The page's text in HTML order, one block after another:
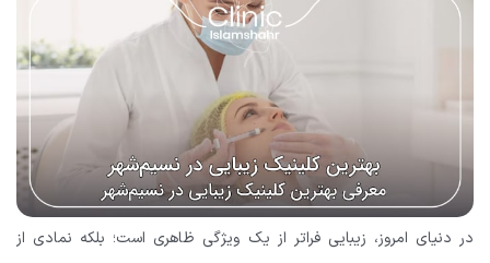
در دنیای امروز، زیبایی فراتر از یک ویژگی ظاهری است؛ بلکه نمادی از